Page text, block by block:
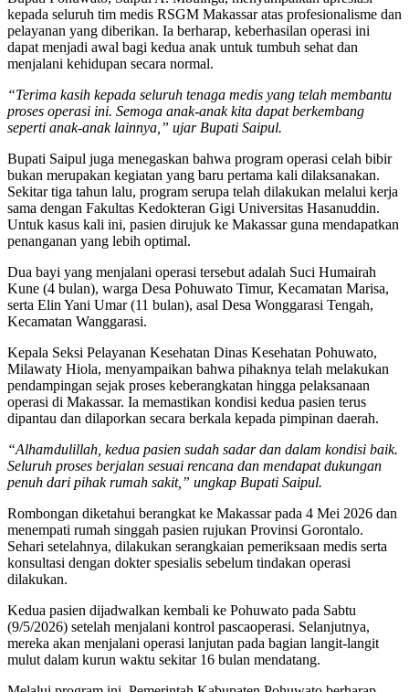
kepada seluruh tim medis RSGM Makassar atas profesionalisme dan
pelayanan yang diberikan. Ia berharap, keberhasilan operasi ini
dapat menjadi awal bagi kedua anak untuk tumbuh sehat dan
menjalani kehidupan secara normal.
“Terima kasih kepada seluruh tenaga medis yang telah membantu
proses operasi ini. Semoga anak-anak kita dapat berkembang
seperti anak-anak lainnya,” ujar Bupati Saipul.
Bupati Saipul juga menegaskan bahwa program operasi celah bibir
bukan merupakan kegiatan yang baru pertama kali dilaksanakan.
Sekitar tiga tahun lalu, program serupa telah dilakukan melalui kerja
sama dengan Fakultas Kedokteran Gigi Universitas Hasanuddin.
Untuk kasus kali ini, pasien dirujuk ke Makassar guna mendapatkan
penanganan yang lebih optimal.
Dua bayi yang menjalani operasi tersebut adalah Suci Humairah
Kune (4 bulan), warga Desa Pohuwato Timur, Kecamatan Marisa,
serta Elin Yani Umar (11 bulan), asal Desa Wonggarasi Tengah,
Kecamatan Wanggarasi.
Kepala Seksi Pelayanan Kesehatan Dinas Kesehatan Pohuwato,
Milawaty Hiola, menyampaikan bahwa pihaknya telah melakukan
pendampingan sejak proses keberangkatan hingga pelaksanaan
operasi di Makassar. Ia memastikan kondisi kedua pasien terus
dipantau dan dilaporkan secara berkala kepada pimpinan daerah.
“Alhamdulillah, kedua pasien sudah sadar dan dalam kondisi baik.
Seluruh proses berjalan sesuai rencana dan mendapat dukungan
penuh dari pihak rumah sakit,” ungkap Bupati Saipul.
Rombongan diketahui berangkat ke Makassar pada 4 Mei 2026 dan
menempati rumah singgah pasien rujukan Provinsi Gorontalo.
Sehari setelahnya, dilakukan serangkaian pemeriksaan medis serta
konsultasi dengan dokter spesialis sebelum tindakan operasi
dilakukan.
Kedua pasien dijadwalkan kembali ke Pohuwato pada Sabtu
(9/5/2026) setelah menjalani kontrol pascaoperasi. Selanjutnya,
mereka akan menjalani operasi lanjutan pada bagian langit-langit
mulut dalam kurun waktu sekitar 16 bulan mendatang.